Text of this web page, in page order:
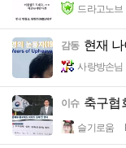
드라고노브
감동 현재
사랑방손님
이슈 축구협
슬기로움